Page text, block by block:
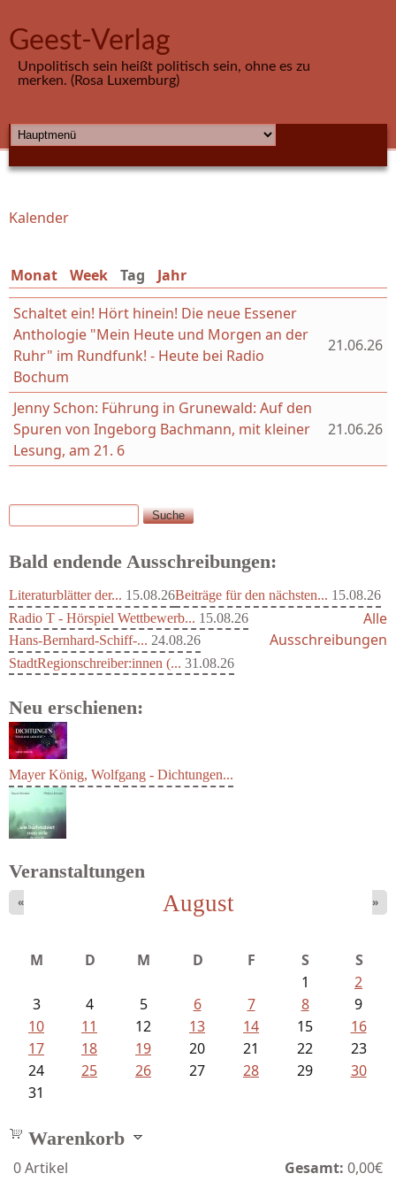
Geest-Verlag
Unpolitisch sein heißt politisch sein, ohne es zu
merken. (Rosa Luxemburg)
HAUPTMENÜ
Sie sind hier
Kalender
Monat Week Tag (aktiver Reiter)
Jahr
Schaltet ein! Hört hinein! Die neue Essener
Anthologie "Mein Heute und Morgen an der
Ruhr" im Rundfunk! - Heute bei Radio
Bochum
21.06.26
Jenny Schon: Führung in Grunewald: Auf den
Spuren von Ingeborg Bachmann, mit kleiner
Lesung, am 21. 6
21.06.26
Suchformular
Suche
Bald endende Ausschreibungen:
Literaturblätter der... 15.08.26Beiträge für den nächsten... 15.08.26
Radio T - Hörspiel Wettbewerb... 15.08.26
Hans-Bernhard-Schiff-... 24.08.26
StadtRegionschreiber:innen (... 31.08.26
Alle
Ausschreibungen
Neu erschienen:
Mayer König, Wolfgang - Dichtungen...
Schnabel, Sigune und Philipp L´...
Veranstaltungen
August
« »
M D M D F S
S
1
2
3
4 5 6 7 8
9
10
11 12 13 14 15
16
17
18 19 20 21 22
23
24
25 26 27 28 29
30
31
Warenkorb
0Artikel Gesamt: 0,00€